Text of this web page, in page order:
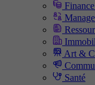
Art &
Santé